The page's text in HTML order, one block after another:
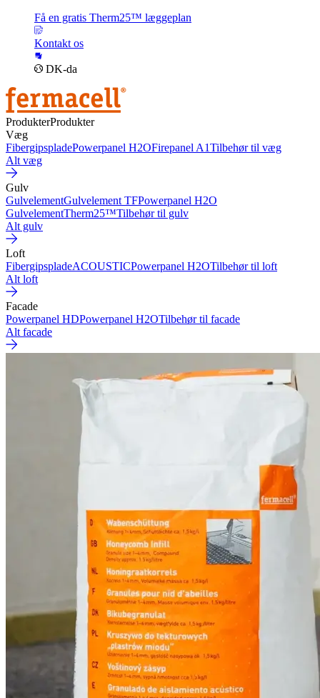
Få en gratis Therm25™ læggeplan
Kontakt os
DK-da
ProdukterProdukter
Væg
FibergipspladePowerpanel H2OFirepanel A1Tilbehør til væg
Alt væg
Gulv
GulvelementGulvelement TFPowerpanel H2O
GulvelementTherm25™Tilbehør til gulv
Alt gulv
Loft
FibergipspladeACOUSTICPowerpanel H2OTilbehør til loft
Alt loft
Facade
Powerpanel HDPowerpanel H2OTilbehør til facade
Alt facade